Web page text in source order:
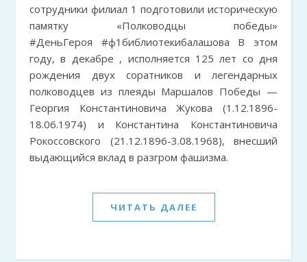
сотрудники филиал 1 подготовили историческую
памятку «Полководцы победы»
#ДеньГероя #ф1библиотекибалашова В этом
году, в декабре , исполняется 125 лет со дня
рождения двух соратников и легендарных
полководцев из плеяды Маршалов Победы —
Георгия Константиновича Жукова (1.12.1896-
18.06.1974) и Константина Константиновича
Рокоссовского (21.12.1896-3.08.1968), внесший
выдающийся вклад в разгром фашизма.
ЧИТАТЬ ДАЛЕЕ